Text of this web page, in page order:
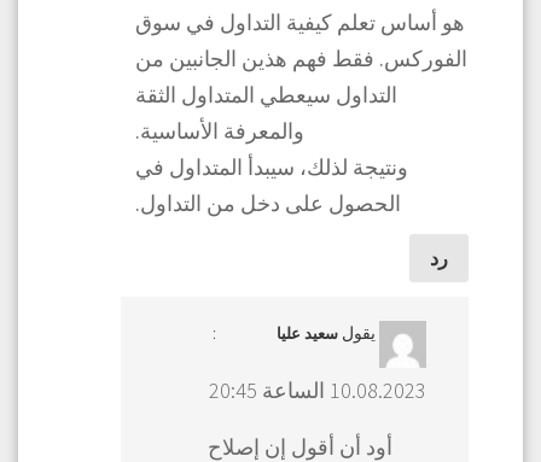
هو أساس تعلم كيفية التداول في سوق
الفوركس. فقط فهم هذين الجانبين من
التداول سيعطي المتداول الثقة
والمعرفة الأساسية.
ونتيجة لذلك، سيبدأ المتداول في
الحصول على دخل من التداول.
رد
يقول سعید علیا :
10.08.2023 الساعة 20:45
أود أن أقول إن إصلاح